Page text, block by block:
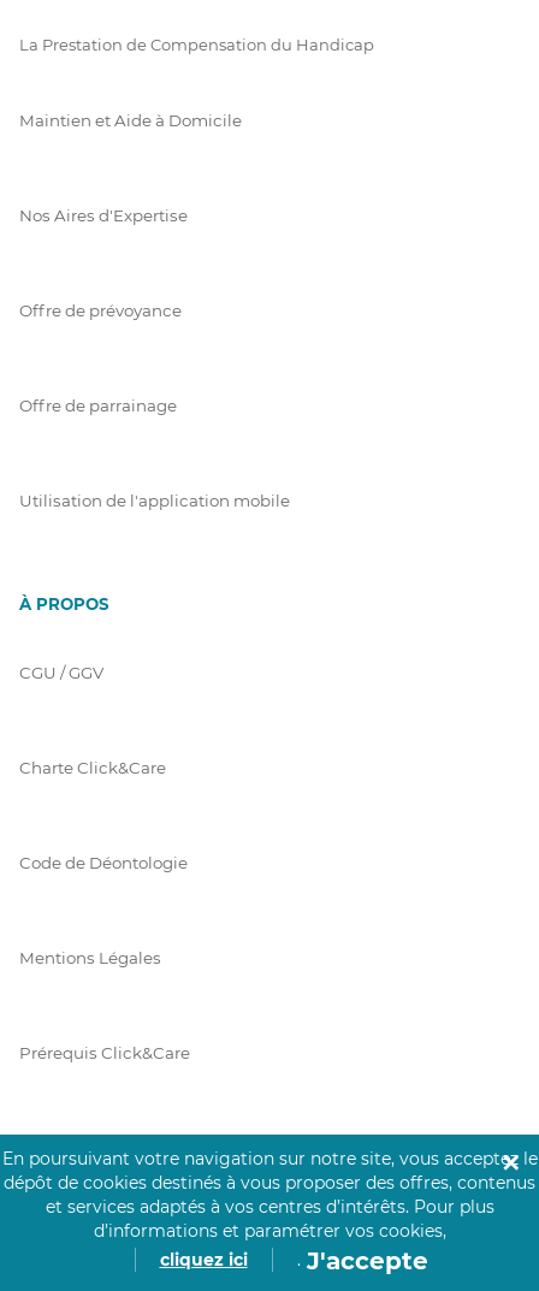
La Prestation de Compensation du Handicap
Maintien et Aide à Domicile
Nos Aires d'Expertise
Offre de prévoyance
Offre de parrainage
Utilisation de l'application mobile
À PROPOS
CGU / GGV
Charte Click&Care
Code de Déontologie
Mentions Légales
Prérequis Click&Care
Protection des Données
Vie Privée
En poursuivant votre navigation sur notre site, vous acceptez le
dépôt de cookies destinés à vous proposer des offres, contenus
et services adaptés à vos centres d’intérêts. Pour plus
d’informations et paramétrer vos cookies,
cliquez ici
. J'accepte
✕